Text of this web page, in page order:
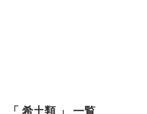
「 希土類 」 一覧